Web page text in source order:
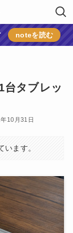
noteを読む
台タブレッ
10月31日
ます。